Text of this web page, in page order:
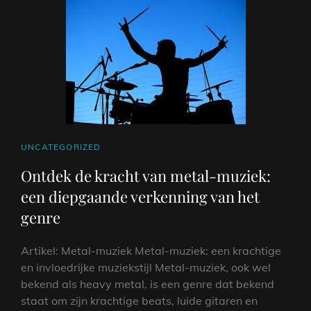
ALTIJD
EN
OVERAL
GENIETEN
VAN
MUZIEK
CAT
UNCATEGORIZED
Ontdek de kracht van metal-muziek:
een diepgaande verkenning van het
genre
Artikel: Metal-muziek Metal-muziek: een krachtige
en invloedrijke muziekstijl Metal-muziek, ook wel
bekend als heavy metal, is een genre dat bekend
staat om zijn krachtige beats, luide gitaren en